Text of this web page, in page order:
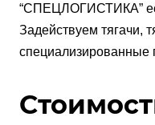
“СПЕЦЛОГИСТИКА”
Задействуем тягачи,